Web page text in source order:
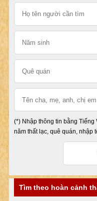
(*) Nhập thông tin bằng Tiếng
năm thất lạc, quê quán, nhập
Tìm theo hoàn cảnh